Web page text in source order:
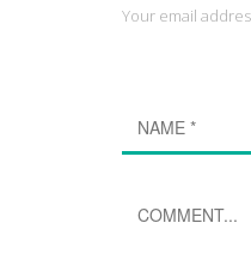
Your email